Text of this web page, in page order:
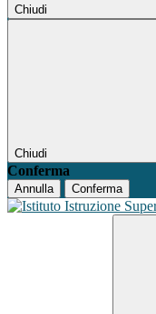
Chiudi
Chiudi
Conferma
Annulla Conferma